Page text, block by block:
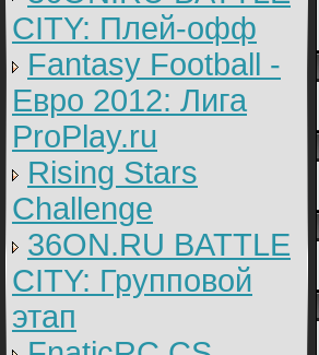
CITY: Плей-офф
Fantasy Football -
Евро 2012: Лига
ProPlay.ru
Rising Stars
Challenge
36ON.RU BATTLE
CITY: Групповой
этап